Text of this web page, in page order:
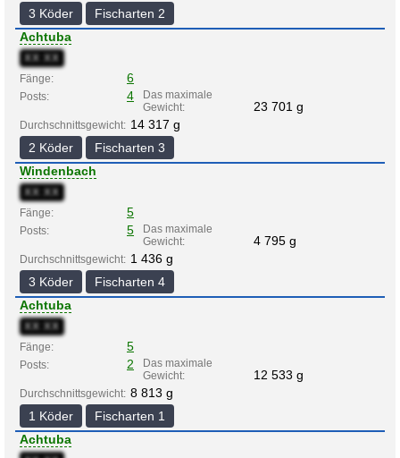
3 Köder
Fischarten 2
Achtuba
XX:XX
Fänge:
6
Posts: 4
Das maximale
Gewicht:
23 701 g
Durchschnittsgewicht: 14 317 g
2 Köder
Fischarten 3
Windenbach
XX:XX
Fänge:
5
Posts: 5
Das maximale
Gewicht:
4 795 g
Durchschnittsgewicht: 1 436 g
3 Köder
Fischarten 4
Achtuba
XX:XX
Fänge:
5
Posts: 2
Das maximale
Gewicht:
12 533 g
Durchschnittsgewicht: 8 813 g
1 Köder
Fischarten 1
Achtuba